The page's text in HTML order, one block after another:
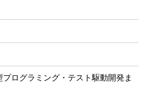
ログラミング・テスト駆動開発ま